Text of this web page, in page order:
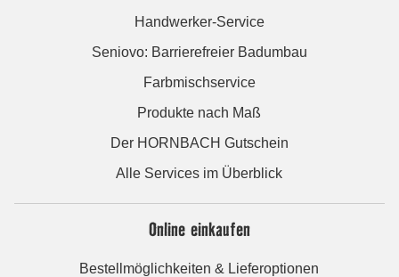
Handwerker-Service
Seniovo: Barrierefreier Badumbau
Farbmischservice
Produkte nach Maß
Der HORNBACH Gutschein
Alle Services im Überblick
Online einkaufen
Bestellmöglichkeiten & Lieferoptionen